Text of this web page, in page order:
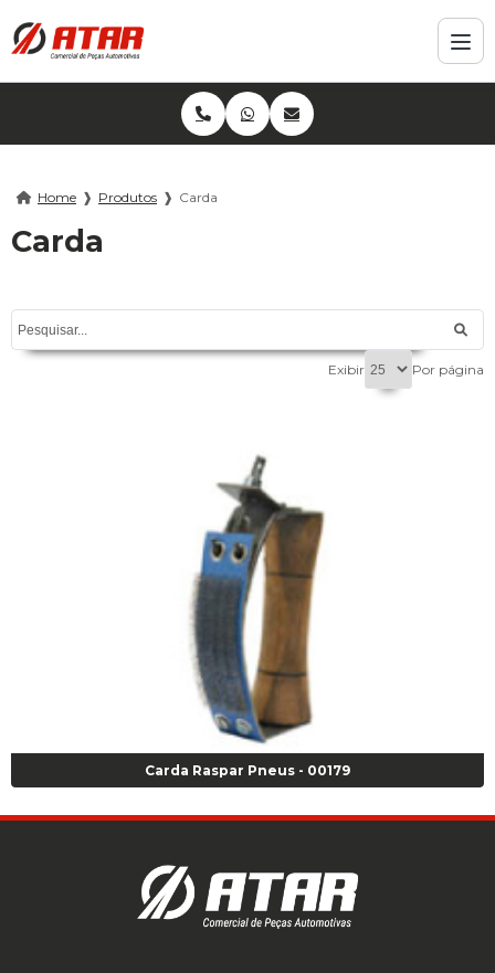
Home ❱ Produtos ❱ Carda
Carda
Exibir Por página
Carda Raspar Pneus - 00179